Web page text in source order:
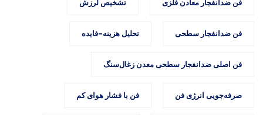
فن ضدانفجار معادن فلزی تشخیص لرزش
فن ضدانفجار سطحی تحلیل هزینه-فایده
فن اصلی ضدانفجار سطحی معدن زغال‌سنگ
صرفه‌جویی انرژی فن فن با فشار هوای کم